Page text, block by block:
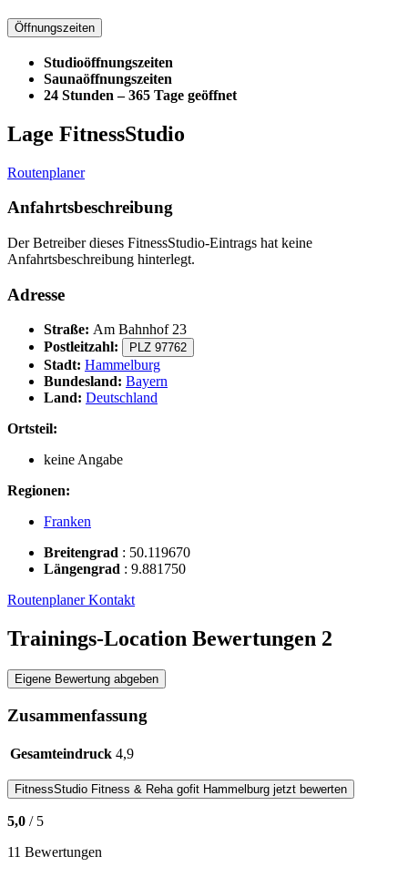
Öffnungszeiten
Studioöffnungszeiten
Saunaöffnungszeiten
24 Stunden – 365 Tage geöffnet
Lage FitnessStudio
Routenplaner
Anfahrtsbeschreibung
Der Betreiber dieses FitnessStudio-Eintrags hat keine
Anfahrtsbeschreibung hinterlegt.
Adresse
Straße: Am Bahnhof 23
Postleitzahl:
PLZ 97762
Stadt: Hammelburg
Bundesland: Bayern
Land: Deutschland
Ortsteil:
keine Angabe
Regionen:
Franken
Breitengrad : 50.119670
Längengrad : 9.881750
RoutenplanerKontakt
Trainings-Location Bewertungen 2
Eigene Bewertung abgeben
Zusammenfassung
Gesamteindruck 4,9
FitnessStudio Fitness & Reha gofit Hammelburg jetzt bewerten
5,0 / 5
11 Bewertungen